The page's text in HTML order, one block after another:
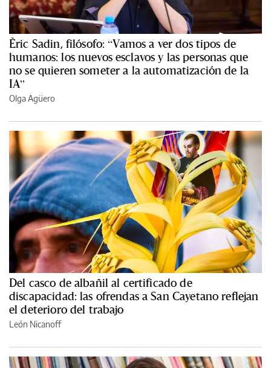
Èric Sadin, filósofo: “Vamos a ver dos tipos de
humanos: los nuevos esclavos y las personas que
no se quieren someter a la automatización de la
IA”
Olga Agüero
Del casco de albañil al certificado de
discapacidad: las ofrendas a San Cayetano reflejan
el deterioro del trabajo
León Nicanoff